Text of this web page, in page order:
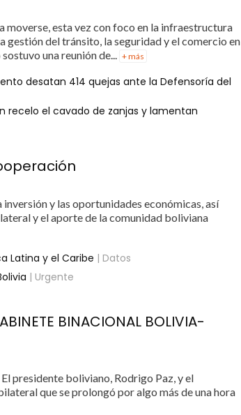
moverse, esta vez con foco en la infraestructura
gestión del tránsito, la seguridad y el comercio en
una reunión de... + más
desatan 414 quejas ante la Defensoría del
recelo el cavado de zanjas y lamentan
y las oportunidades económicas, así
y el aporte de la comunidad boliviana
Latina y el Caribe | Datos
| Urgente
BINACIONAL BOLIVIA-
presidente boliviano, Rodrigo Paz, y el
que se prolongó por algo más de una hora